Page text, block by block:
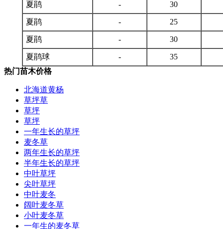
夏鹃 - 30
夏鹃 - 25
夏鹃 - 30
夏鹃球 -
35
热门苗木价格
北海道黄杨
草坪草
草坪
草坪
一年生长的草坪
麦冬草
两年生长的草坪
半年生长的草坪
中叶草坪
尖叶草坪
中叶麦冬
阔叶麦冬草
小叶麦冬草
一年生的麦冬草